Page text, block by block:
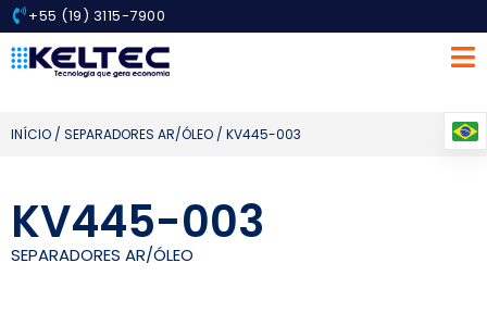
+55 (19) 3115-7900
INÍCIO / SEPARADORES AR/ÓLEO / KV445-003
KV445-003
SEPARADORES AR/ÓLEO